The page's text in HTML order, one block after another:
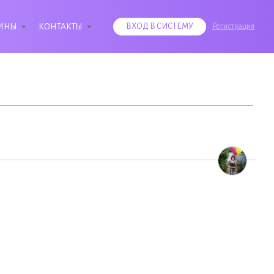
КОНТАКТЫ ВХОД В СИСТЕМУ Регистрация